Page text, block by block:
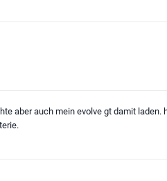
aber auch mein evolve gt damit